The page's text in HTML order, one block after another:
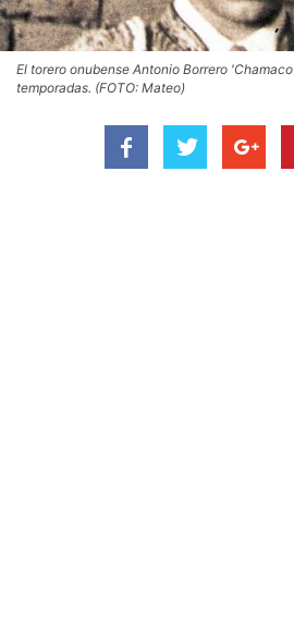
El torero onubense Antonio Borrero
temporadas. (FOTO: Mateo)